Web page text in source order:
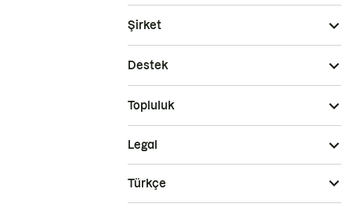
Şirket
Destek
Topluluk
Legal
Türkçe